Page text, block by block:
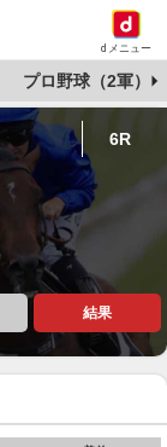
dメニュー
プロ野球（2軍）
6R
結果